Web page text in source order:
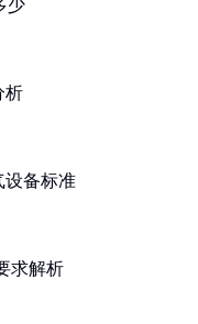
少
析
设备标准
求解析